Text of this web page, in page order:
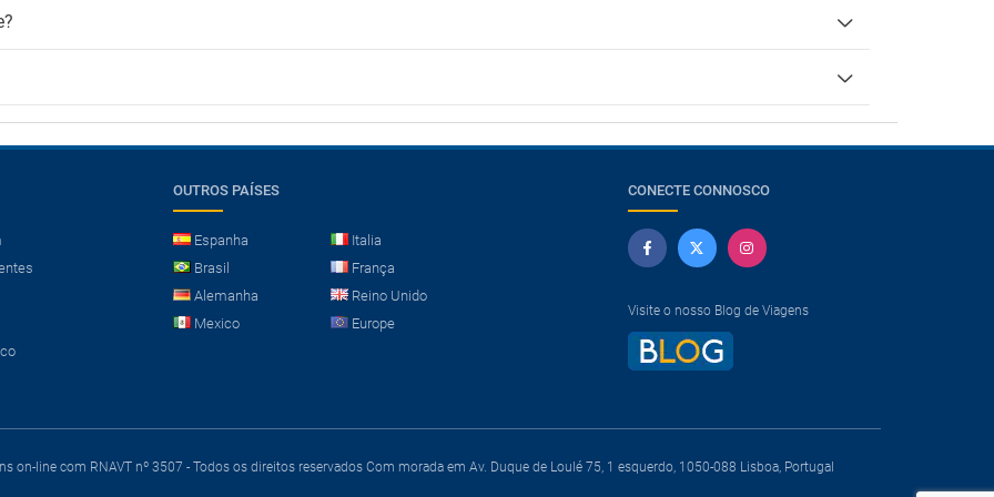
OUTROS PAÍSES
Espanha
Italia
Brasil
França
Alemanha
Reino Unido
Mexico
Europe
CONECTE CONNOSCO
Visite o nosso Blog de Viagens
on-line com RNAVT nº 3507 - Todos os direitos reservados Com morada em Av. Duque de Loulé 75, 1 esquerdo, 1050-088 Lisboa, Portugal